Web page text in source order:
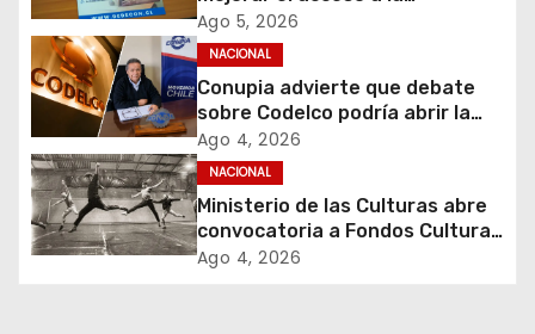
ó
n
d
e
e
información y proteger los
derechos de los contribuyentes
en materia de avalúos y
contribuciones
Ago 5, 2026
NACIONAL
Conupia advierte que debate
sobre Codelco podría abrir la
puerta a una nueva ola de
privatizaciones en Chile
Ago 4, 2026
NACIONAL
Ministerio de las Culturas abre
convocatoria a Fondos Cultura
2027 con foco en
Ago 4, 2026